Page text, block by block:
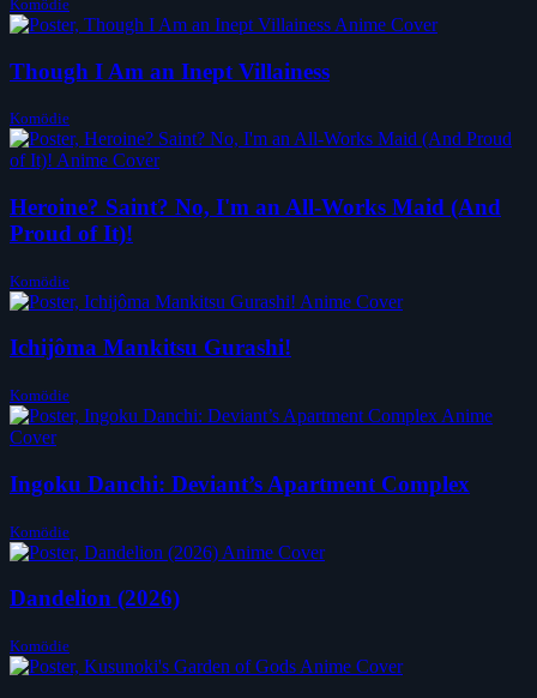
Komödie
Though I Am an Inept Villainess
Komödie
Heroine? Saint? No, I'm an All-Works Maid (And
Proud of It)!
Komödie
Ichijôma Mankitsu Gurashi!
Komödie
Ingoku Danchi: Deviant’s Apartment Complex
Komödie
Dandelion (2026)
Komödie